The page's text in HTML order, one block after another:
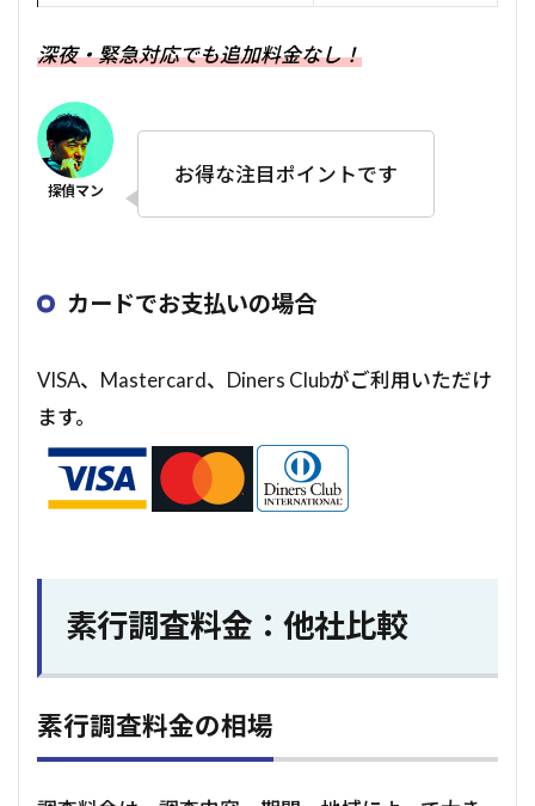
深夜・緊急対応でも追加料金なし！
お得な注目ポイントです
カードでお支払いの場合
VISA、Mastercard、Diners Clubがご利用いただけ
ます。
素行調査料金：他社比較
素行調査料金の相場